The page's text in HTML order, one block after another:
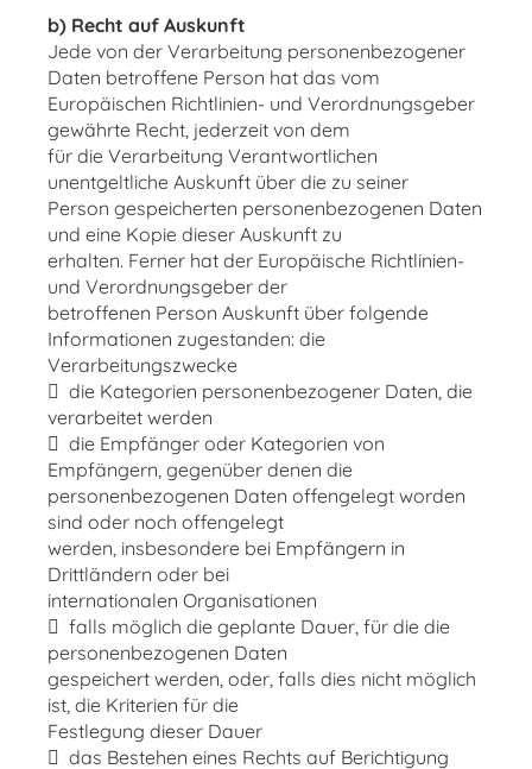
b) Recht auf Auskunft
Jede von der Verarbeitung personenbezogener
Daten betroffene Person hat das vom
Europäischen Richtlinien- und Verordnungsgeber
gewährte Recht, jederzeit von dem
für die Verarbeitung Verantwortlichen
unentgeltliche Auskunft über die zu seiner
Person gespeicherten personenbezogenen Daten
und eine Kopie dieser Auskunft zu
erhalten. Ferner hat der Europäische Richtlinien-
und Verordnungsgeber der
betroffenen Person Auskunft über folgende
Informationen zugestanden: die
Verarbeitungszwecke
 die Kategorien personenbezogener Daten, die
verarbeitet werden
 die Empfänger oder Kategorien von
Empfängern, gegenüber denen die
personenbezogenen Daten offengelegt worden
sind oder noch offengelegt
werden, insbesondere bei Empfängern in
Drittländern oder bei
internationalen Organisationen
 falls möglich die geplante Dauer, für die die
personenbezogenen Daten
gespeichert werden, oder, falls dies nicht möglich
ist, die Kriterien für die
Festlegung dieser Dauer
 das Bestehen eines Rechts auf Berichtigung